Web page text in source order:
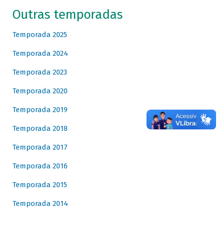
Outras temporadas
Temporada 2025
Temporada 2024
Temporada 2023
Temporada 2020
Temporada 2019
Temporada 2018
Temporada 2017
Temporada 2016
Temporada 2015
Temporada 2014